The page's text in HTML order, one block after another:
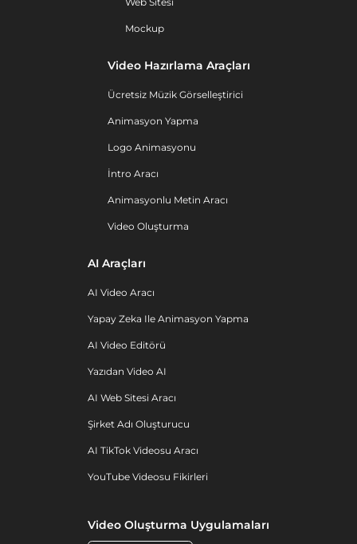
Mockup
Video Hazırlama Araçları
Ücretsiz Müzik Görselleştirici
Animasyon Yapma
Logo Animasyonu
İntro Aracı
Animasyonlu Metin Aracı
Video Oluşturma
AI Araçları
AI Video Aracı
Yapay Zeka Ile Animasyon Yapma
AI Video Editörü
Yazıdan Video AI
AI Web Sitesi Aracı
Şirket Adı Oluşturucu
AI TikTok Videosu Aracı
YouTube Videosu Fikirleri
Video Oluşturma Uygulamaları